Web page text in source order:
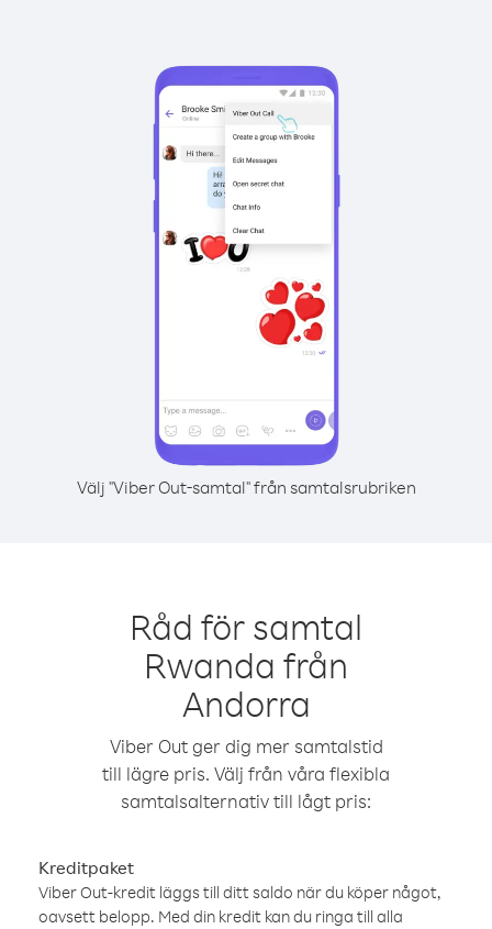
Välj "Viber Out-samtal" från samtalsrubriken
Råd för samtal
Rwanda från
Andorra
Viber Out ger dig mer samtalstid
till lägre pris. Välj från våra flexibla
samtalsalternativ till lågt pris:
Kreditpaket
Viber Out-kredit läggs till ditt saldo när du köper något,
oavsett belopp. Med din kredit kan du ringa till alla